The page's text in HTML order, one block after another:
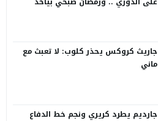
جاريث كروكس يحذر كلوب: لا تعبث مع
ماني
جارديم يطرد كريري ونجم خط الدفاع